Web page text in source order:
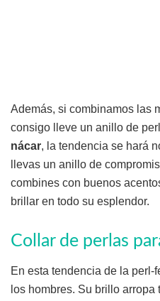
Además, si combinamos las
consigo lleve un anillo de
nácar, la tendencia se hará
llevas un anillo de
combines con buenos
brillar en todo su esplendor.
Collar de perlas
En esta tendencia de la
los hombres. Su brillo